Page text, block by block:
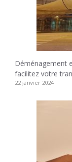
Déménagement
facilitez votre
22 janvier 2024